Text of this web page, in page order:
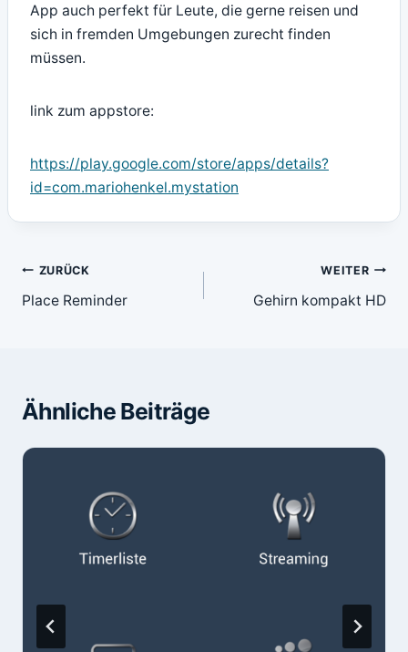
App auch perfekt für Leute, die gerne reisen und
sich in fremden Umgebungen zurecht finden
müssen.
link zum appstore:
https://play.google.com/store/apps/details?
id=com.mariohenkel.mystation
Beitragsnavigation
ZURÜCK
Place Reminder
WEITER
Gehirn kompakt HD
Ähnliche Beiträge